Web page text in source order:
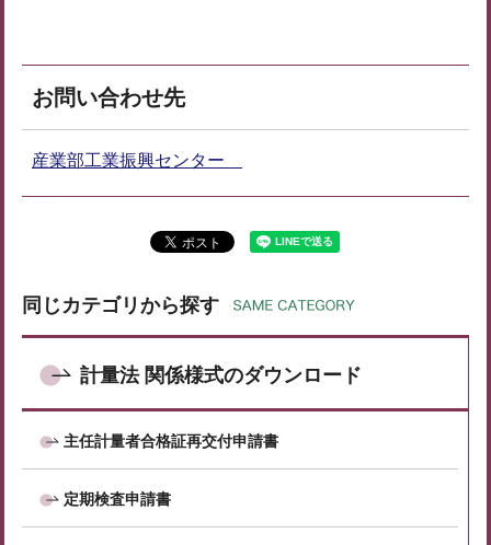
お問い合わせ先
産業部工業振興センター
同じカテゴリから探す
計量法 関係様式のダウンロード
主任計量者合格証再交付申請書
定期検査申請書